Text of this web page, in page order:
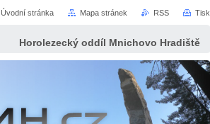
Horolezecký oddíl Mnichovo Hradiště
Úvodní stránka Mapa stránek RSS Tisk